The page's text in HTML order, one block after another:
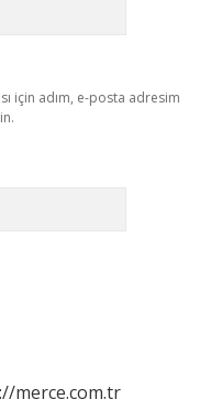
için adım, e-posta adresim
merce.com.tr